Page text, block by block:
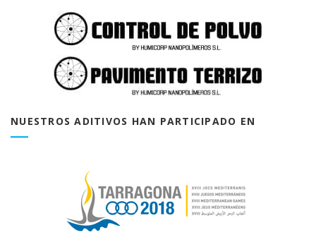
NUESTROS ADITIVOS HAN PARTICIPADO EN